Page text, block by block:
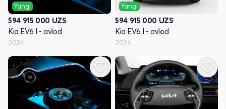
Yangi
594 915 000 UZS
Kia EV6 I - avlod
2024
Yangi
594 915 000 UZS
Kia EV6 I - avlod
2024